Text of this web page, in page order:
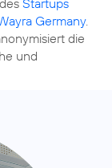
des Startups
Germany.
die
und